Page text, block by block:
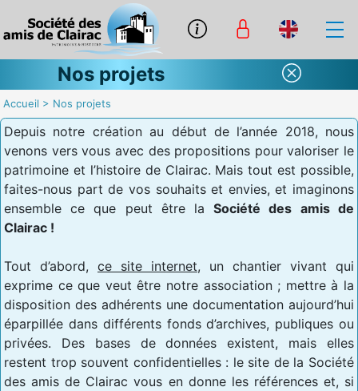
Nos projets
Accueil > Nos projets
Depuis notre création au début de l’année 2018, nous
venons vers vous avec des propositions pour valoriser le
patrimoine et l’histoire de Clairac. Mais tout est possible,
faites-nous part de vos souhaits et envies, et imaginons
ensemble ce que peut être la Société des amis de
Clairac !
Tout d’abord, ce site internet, un chantier vivant qui
exprime ce que veut être notre association ; mettre à la
disposition des adhérents une documentation aujourd’hui
éparpillée dans différents fonds d’archives, publiques ou
privées. Des bases de données existent, mais elles
restent trop souvent confidentielles : le site de la Société
des amis de Clairac vous en donne les références et, si